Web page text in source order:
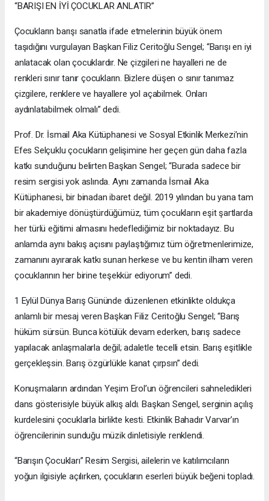
“BARIŞI EN İYİ ÇOCUKLAR ANLATIR”
Çocukların barışı sanatla ifade etmelerinin büyük önem
taşıdığını vurgulayan Başkan Filiz Ceritoğlu Sengel; “Barışı en iyi
anlatacak olan çocuklardır. Ne çizgileri ne hayalleri ne de
renkleri sınır tanır çocukların. Bizlere düşen o sınır tanımaz
çizgilere, renklere ve hayallere yol açabilmek. Onları
aydınlatabilmek olmalı” dedi.
Prof. Dr. İsmail Aka Kütüphanesi ve Sosyal Etkinlik Merkezi’nin
Efes Selçuklu çocukların gelişimine her geçen gün daha fazla
katkı sunduğunu belirten Başkan Sengel; “Burada sadece bir
resim sergisi yok aslında. Aynı zamanda İsmail Aka
Kütüphanesi, bir binadan ibaret değil. 2019 yılından bu yana tam
bir akademiye dönüştürdüğümüz, tüm çocukların eşit şartlarda
her türlü eğitimi almasını hedeflediğimiz bir noktadayız. Bu
anlamda aynı bakış açısını paylaştığımız tüm öğretmenlerimize,
zamanını ayırarak katkı sunan herkese ve bu kentin ilham veren
çocuklarının her birine teşekkür ediyorum” dedi.
1 Eylül Dünya Barış Gününde düzenlenen etkinlikte oldukça
anlamlı bir mesaj veren Başkan Filiz Ceritoğlu Sengel; “Barış
hüküm sürsün. Bunca kötülük devam ederken, barış sadece
yapılacak anlaşmalarla değil; adaletle tecelli etsin. Barış eşitlikle
gerçekleşsin. Barış özgürlükle kanat çırpsın” dedi.
Konuşmaların ardından Yeşim Erol’un öğrencileri sahneledikleri
dans gösterisiyle büyük alkış aldı. Başkan Sengel, serginin açılış
kurdelesini çocuklarla birlikte kesti. Etkinlik Bahadır Varvar’ın
öğrencilerinin sunduğu müzik dinletisiyle renklendi.
“Barışın Çocukları” Resim Sergisi, ailelerin ve katılımcıların
yoğun ilgisiyle açılırken, çocukların eserleri büyük beğeni topladı.